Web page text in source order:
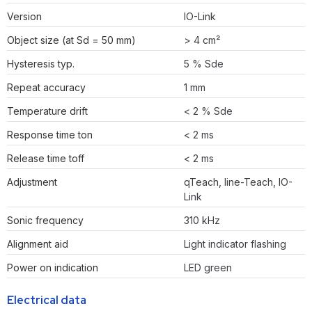
Version
IO-Link
Object size (at Sd = 50 mm)
> 4 cm²
Hysteresis typ.
5 % Sde
Repeat accuracy
1 mm
Temperature drift
< 2 % Sde
Response time ton
< 2 ms
Release time toff
< 2 ms
Adjustment
qTeach, line-Teach, IO-
Link
Sonic frequency
310 kHz
Alignment aid
Light indicator flashing
Power on indication
LED green
Electrical data